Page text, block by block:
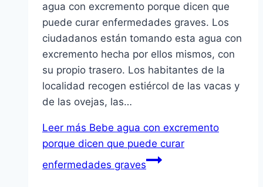
agua con excremento porque dicen que
puede curar enfermedades graves. Los
ciudadanos están tomando esta agua con
excremento hecha por ellos mismos, con
su propio trasero. Los habitantes de la
localidad recogen estiércol de las vacas y
de las ovejas, las…
Leer más Bebe agua con excremento
porque dicen que puede curar
enfermedades graves